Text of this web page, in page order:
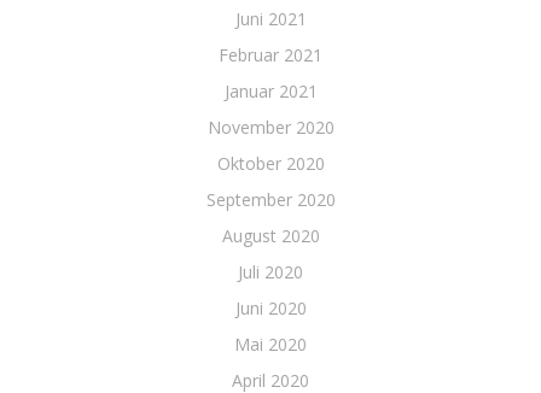
Juni 2021
Februar 2021
Januar 2021
November 2020
Oktober 2020
September 2020
August 2020
Juli 2020
Juni 2020
Mai 2020
April 2020